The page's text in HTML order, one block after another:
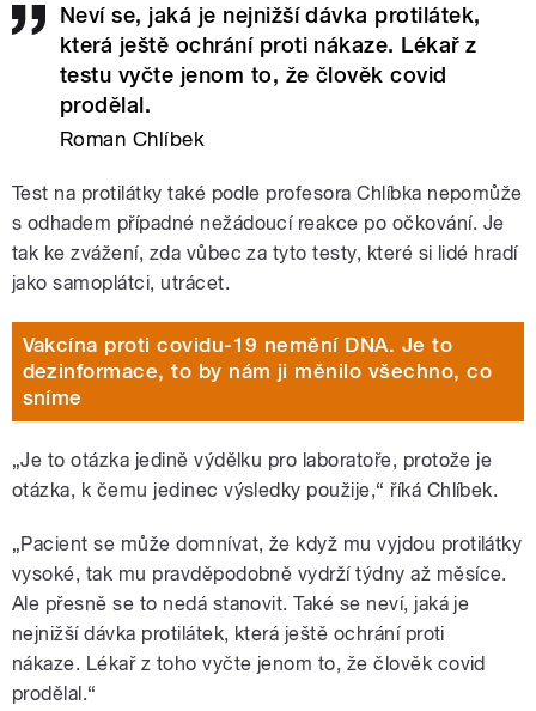
Neví se, jaká je nejnižší dávka protilátek,
která ještě ochrání proti nákaze. Lékař z
testu vyčte jenom to, že člověk covid
prodělal.
Roman Chlíbek
Test na protilátky také podle profesora Chlíbka nepomůže
s odhadem případné nežádoucí reakce po očkování. Je
tak ke zvážení, zda vůbec za tyto testy, které si lidé hradí
jako samoplátci, utrácet.
Vakcína proti covidu-19 nemění DNA. Je to
dezinformace, to by nám ji měnilo všechno, co
sníme
„Je to otázka jedině výdělku pro laboratoře, protože je
otázka, k čemu jedinec výsledky použije,“ říká Chlíbek.
„Pacient se může domnívat, že když mu vyjdou protilátky
vysoké, tak mu pravděpodobně vydrží týdny až měsíce.
Ale přesně se to nedá stanovit. Také se neví, jaká je
nejnižší dávka protilátek, která ještě ochrání proti
nákaze. Lékař z toho vyčte jenom to, že člověk covid
prodělal.“